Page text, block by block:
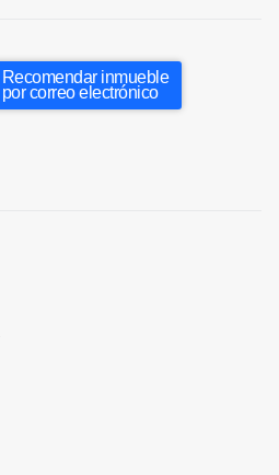
Recomendar inmueble
por correo electrónico